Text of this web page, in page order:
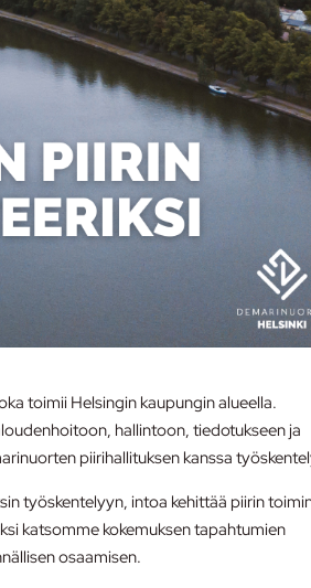
toimii Helsingin kaupungin alueella.
hallintoon, tiedotukseen ja
piirihallituksen kanssa
työskentelyyn, intoa kehittää piirin
katsomme kokemuksen tapahtumien
osaamisen.